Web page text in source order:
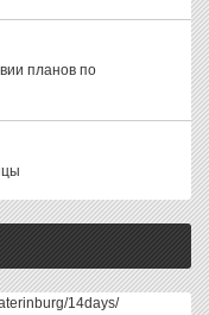
планов по
14days/